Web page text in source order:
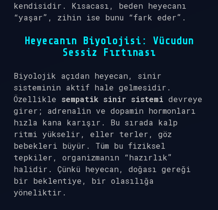
kendisidir. Kısacası, beden heyecanı
“yaşar”, zihin ise bunu “fark eder”.
Heyecanın Biyolojisi: Vücudun
Sessiz Fırtınası
Biyolojik açıdan heyecan, sinir
sisteminin aktif hale gelmesidir.
Özellikle sempatik sinir sistemi devreye
girer; adrenalin ve dopamin hormonları
hızla kana karışır. Bu sırada kalp
ritmi yükselir, eller terler, göz
bebekleri büyür. Tüm bu fiziksel
tepkiler, organizmanın “hazırlık”
halidir. Çünkü heyecan, doğası gereği
bir beklentiye, bir olasılığa
yöneliktir.